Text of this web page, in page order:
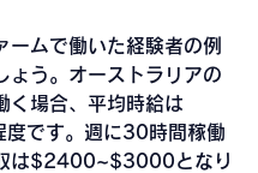
ームで働いた経験者の例
ょう。オーストラリアの
く場合、平均時給は
です。週に30時間稼働
は$2400~$3000となり